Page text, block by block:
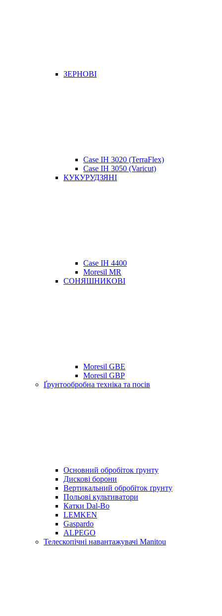
ЗЕРНОВІ
Case IH 3020 (TerraFlex)
Case IH 3050 (Varicut)
КУКУРУДЗЯНІ
Case IH 4400
Moresil MR
СОНЯШНИКОВІ
Moresil GBE
Moresil GBP
Ґрунтообробна техніка та посів
Основний обробіток ґрунту
Дискові борони
Вертикальний обробіток ґрунту
Польові культиватори
Катки Dal-Bo
LEMKEN
Gaspardo
ALPEGO
Телескопічні навантажувачі Manitou